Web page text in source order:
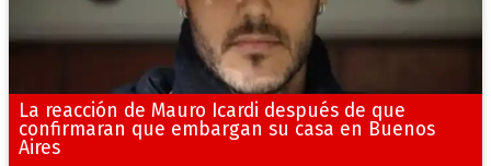
La reacción de Mauro Icardi después de que
confirmaran que embargan su casa en Buenos
Aires